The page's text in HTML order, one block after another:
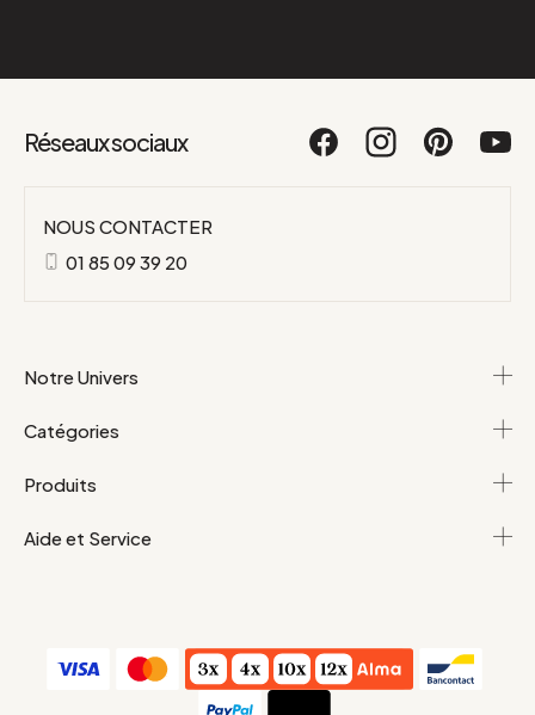
Réseaux sociaux
NOUS CONTACTER
01 85 09 39 20
Notre Univers
Catégories
Produits
Aide et Service